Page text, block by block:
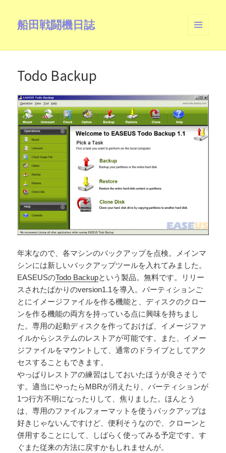
船田戦闘機日誌
ーとウ
Todo Backup
年末なので、各マシンのバックアップを点検。メインマ
シンには新しいバックアップツールを入れてみました。
EASEUSのTodo Backupという製品。無料です。リリー
スされたばかりのversion1.1を導入。パーティションご
とにイメージファイルを作る機能と、ディスクのクロー
ンを作る機能の両方を持っている点に興味を持ちまし
た。専用の起動ディスクを作っておけば、イメージファ
イルからシステムのレストアが可能です。また、イメー
ジファイルをマウントして、通常のドライブとしてアク
セスすることもできます。
やっぱりレストアの練習はしておいたほうが良さそうで
す。適当にやったらMBRが消えたり、パーティションが
1つ行方不明になったりして、焦りました。ほんとう
は、専用のファイルフォーマットを使うバックアップは
好きじゃないんですけど、便利そうなので、クローンと
併用することにして、しばらく使ってみる予定です。す
ぐまた従来の方法に戻すかもしれませんが。